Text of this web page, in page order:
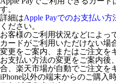
す。
詳細はApple Payでのお支払い方
ください。
お客様のご利用状況などによっ
カードがご利用いただけない場
変更をご案内、またはご注文を
お支払い方法の変更をご案内後
合、楽天市場が自動でご注文を
iPhone以外の端末からのご購入